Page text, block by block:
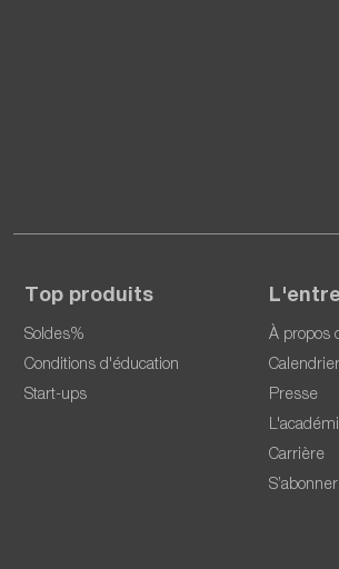
Top produits
Soldes%
Conditions d'éducation
Start-ups
À propos
Presse
Carrière